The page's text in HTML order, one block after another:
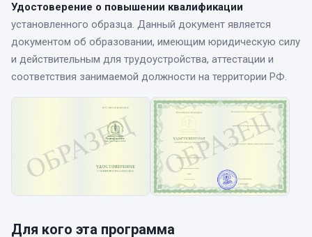
Удостоверение о повышении квалификации
установленного образца. Данный документ является
документом об образовании, имеющим юридическую силу
и действительным для трудоустройства, аттестации и
соответствия занимаемой должности на территории РФ.
Для кого эта программа